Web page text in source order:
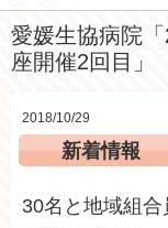
愛媛生協病院
座開催2回目」
2018/10/29
新着情報
30名と地域組合